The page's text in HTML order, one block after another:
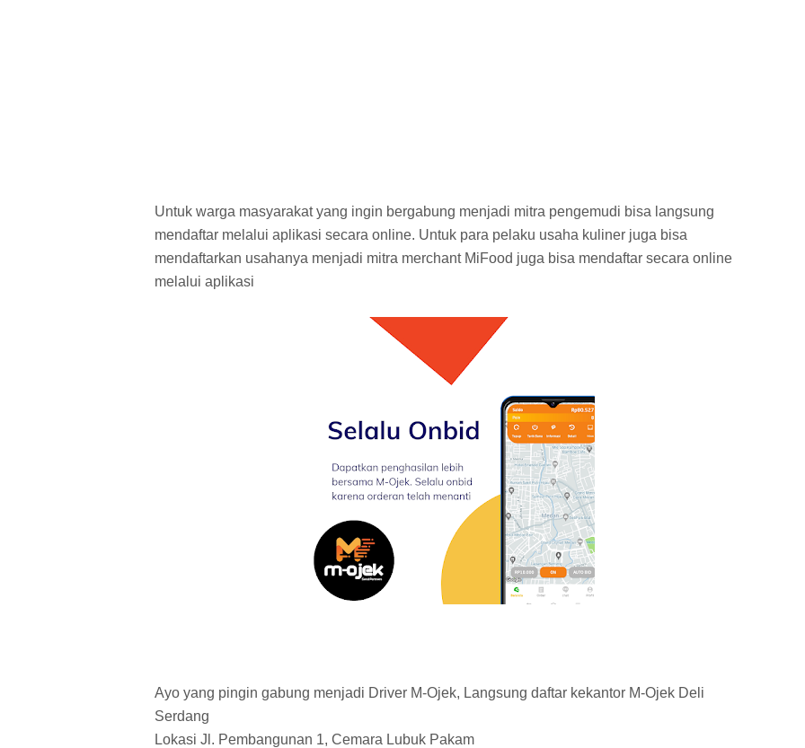
Untuk warga masyarakat yang ingin bergabung menjadi mitra pengemudi bisa langsung
mendaftar melalui aplikasi secara online. Untuk para pelaku usaha kuliner juga bisa
mendaftarkan usahanya menjadi mitra merchant MiFood juga bisa mendaftar secara online
melalui aplikasi
Ayo yang pingin gabung menjadi Driver M-Ojek, Langsung daftar kekantor M-Ojek Deli
Serdang
Lokasi Jl. Pembangunan 1, Cemara Lubuk Pakam